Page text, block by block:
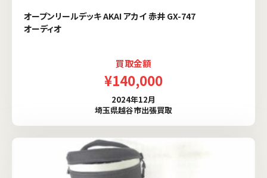
オープンリールデッキ AKAI アカイ 赤井 GX-747
オーディオ
買取金額
¥140,000
2024年12月
埼玉県越谷市出張買取